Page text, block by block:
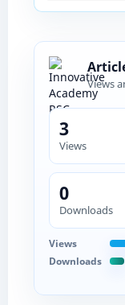
Views
3
Views
0
Downloads
Views
Downloads